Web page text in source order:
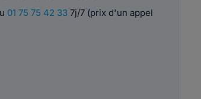
01 75 75 42 337j/7 (prix d'un appel